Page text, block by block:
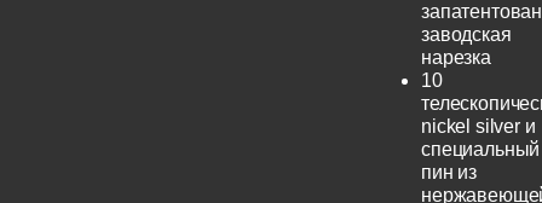
заводская
нарезка
10
nickel silver и
специальный
пин из